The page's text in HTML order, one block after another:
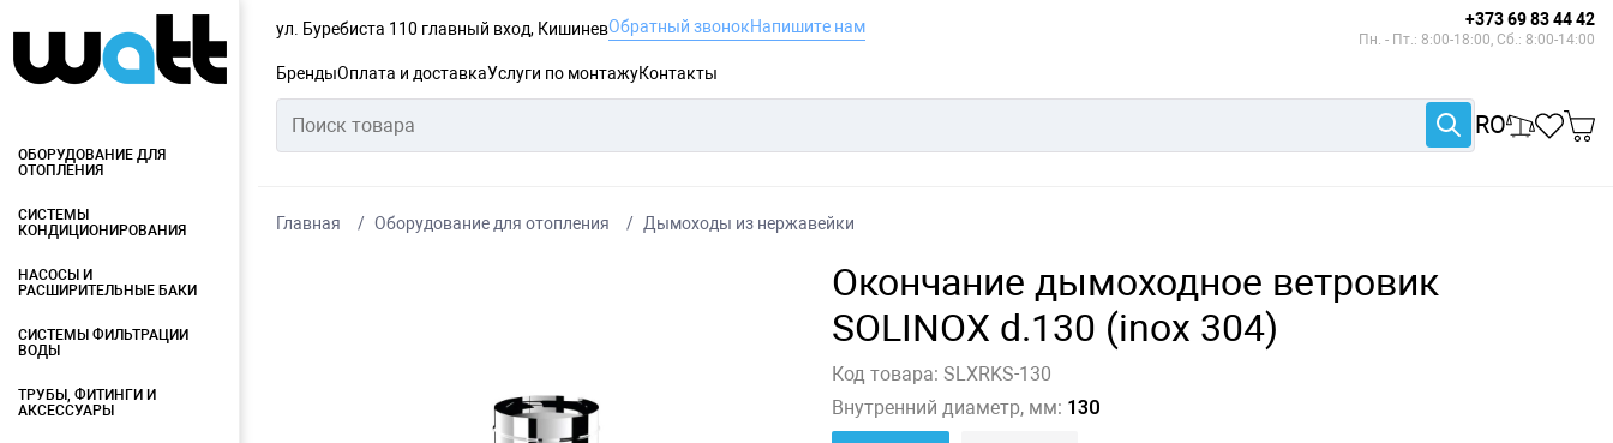
ул. Буребиста 110 главный вход, КишиневОбратный звонокНапишите нам +373 69 83 44 42
Пн. - Пт.: 8:00-18:00, Сб.: 8:00-14:00
БрендыОплата и доставкаУслуги по монтажуКонтакты
RO
ОБОРУДОВАНИЕ ДЛЯ
ОТОПЛЕНИЯ
СИСТЕМЫ
КОНДИЦИОНИРОВАНИЯ
НАСОСЫ И
РАСШИРИТЕЛЬНЫЕ БАКИ
СИСТЕМЫ ФИЛЬТРАЦИИ
ВОДЫ
ТРУБЫ, ФИТИНГИ И
АКСЕССУАРЫ
Главная Оборудование для отопления Дымоходы из нержавейки
Окончание дымоходное ветровик
SOLINOX d.130 (inox 304)
Код товара: SLXRKS-130
Внутренний диаметр, мм: 130